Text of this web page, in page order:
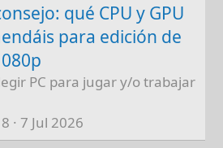
qué CPU y GPU
para edición de
PC para jugar y/o trabajar
8 7 Jul 2026